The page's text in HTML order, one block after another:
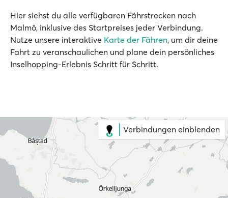
Hier siehst du alle verfügbaren Fährstrecken nach
Malmö, inklusive des Startpreises jeder Verbindung.
Nutze unsere interaktive Karte der Fähren, um dir deine
Fahrt zu veranschaulichen und plane dein persönliches
Inselhopping-Erlebnis Schritt für Schritt.
Verbindungen einblenden